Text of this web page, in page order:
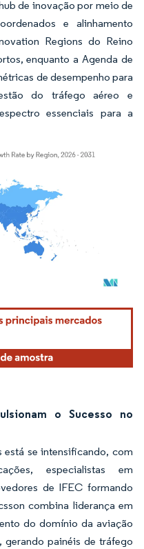
de inovação por meio de
e alinhamento
Regions do Reino
enquanto a Agenda de
de desempenho para
do tráfego aéreo e
essenciais para a
atribuição conforme CC BY 4.0.
o Sucesso no
se intensificando, com
especialistas em
de IFEC formando
combina liderança em
do domínio da aviação
gerando painéis de tráfego